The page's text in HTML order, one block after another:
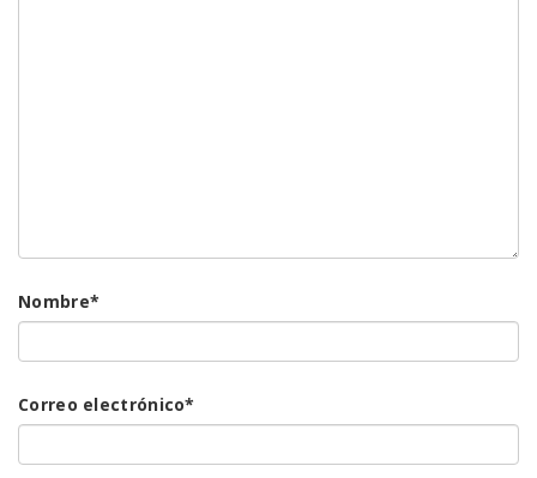
Nombre*
Correo electrónico*